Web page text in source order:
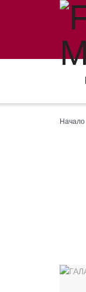
Начало